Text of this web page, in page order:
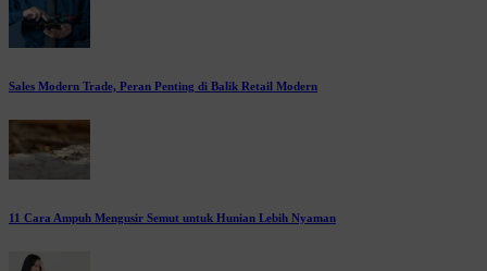
Sales Modern Trade, Peran Penting di Balik Retail Modern
11 Cara Ampuh Mengusir Semut untuk Hunian Lebih Nyaman